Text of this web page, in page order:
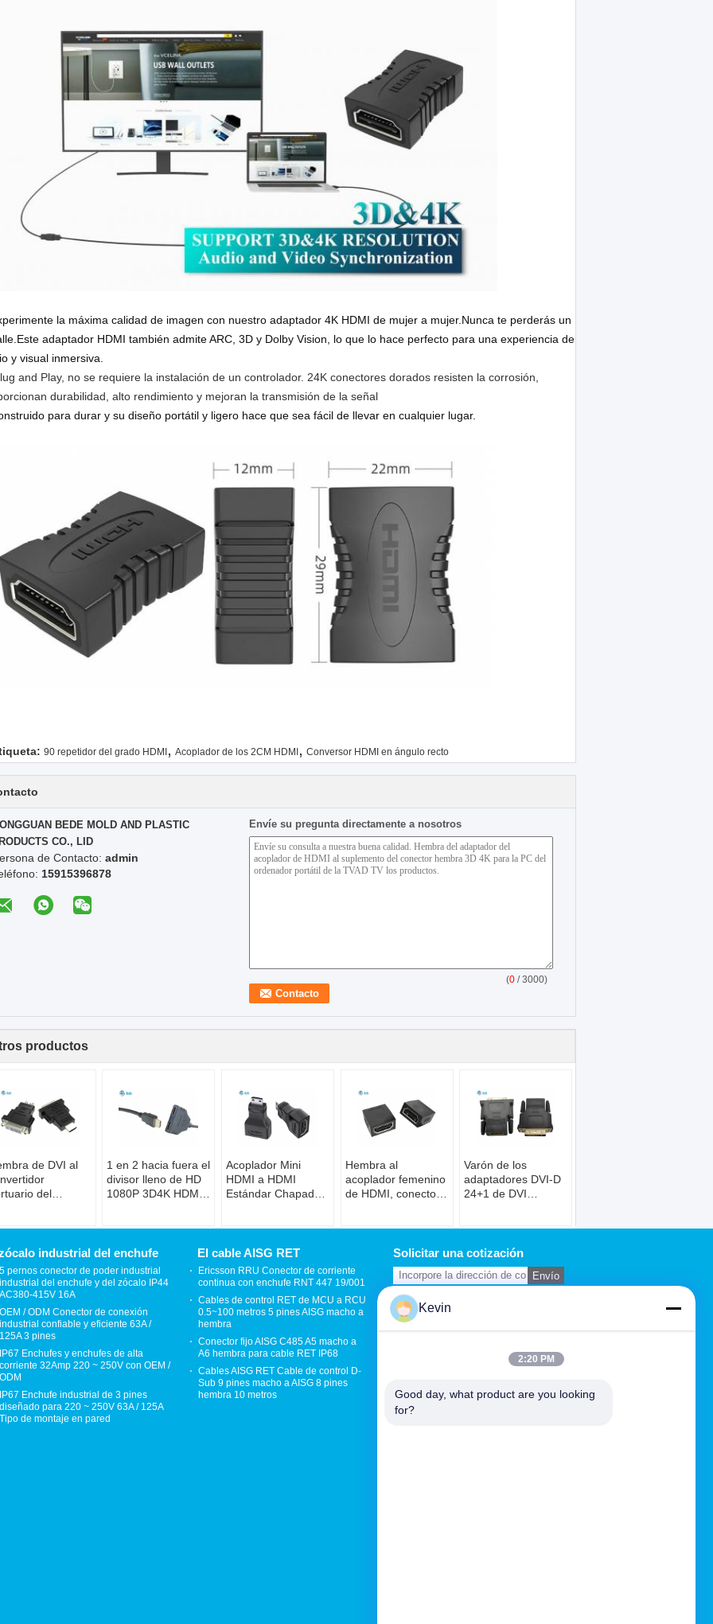
la máxima calidad de imagen con nuestro adaptador 4K HDMI de mujer a mujer.Nunca te perderás un
adaptador HDMI también admite ARC, 3D y Dolby Vision, lo que lo hace perfecto para una experiencia de
y visual inmersiva.
and Play, no se requiere la instalación de un controlador. 24K conectores dorados resisten la corrosión,
durabilidad, alto rendimiento y mejoran la transmisión de la señal
para durar y su diseño portátil y ligero hace que sea fácil de llevar en cualquier lugar.
90 repetidor del grado HDMI , Acoplador de los 2CM HDMI , Conversor HDMI en ángulo recto
BEDE MOLD AND PLASTIC
CO., LID
de Contacto: admin
15915396878
Envíe su pregunta directamente a nosotros
(0 / 3000)
productos
de DVI al
del
HDMI
1 en 2 hacia fuera el
divisor lleno de HD
1080P 3D4K HDMI
Acoplador Mini
HDMI a HDMI
Estándar Chapado
Videocámara
Hembra al
acoplador femenino
de HDMI, conector
Varón de los
adaptadores DVI-D
24+1 de DVI
a la alta
industrial del enchufe
5 pernos conector de poder industrial
industrial del enchufe y del zócalo IP44
AC380-415V 16A
OEM / ODM Conector de conexión
industrial confiable y eficiente 63A /
125A 3 pines
IP67 Enchufes y enchufes de alta
corriente 32Amp 220 ~ 250V con OEM /
ODM
IP67 Enchufe industrial de 3 pines
diseñado para 220 ~ 250V 63A / 125A
Tipo de montaje en pared
El cable AISG RET
Ericsson RRU Conector de corriente
continua con enchufe RNT 447 19/001
Cables de control RET de MCU a RCU
0.5~100 metros 5 pines AISG macho a
hembra
Conector fijo AISG C485 A5 macho a
A6 hembra para cable RET IP68
Cables AISG RET Cable de control D-
Sub 9 pines macho a AISG 8 pines
hembra 10 metros
Solicitar una cotización
Envío
Mapa del sitio
Kevin
2:20 PM
Good day, what product are you looking
for?